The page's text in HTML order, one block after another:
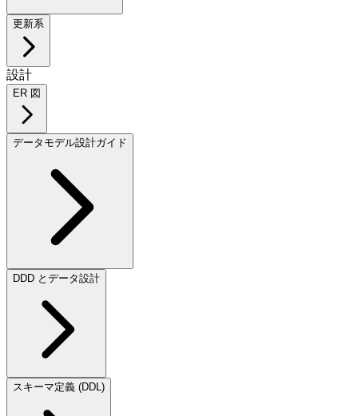
更新系
設計
ER 図
データモデル設計ガイド
DDD とデータ設計
スキーマ定義 (DDL)